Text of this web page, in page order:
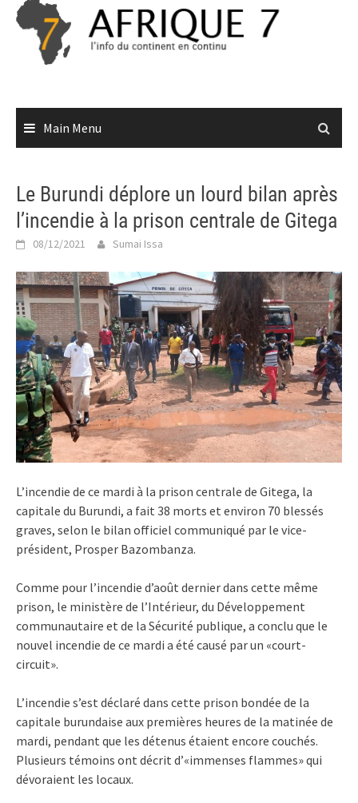
Skip
content
Main Menu
Le Burundi déplore un lourd bilan après
l’incendie à la prison centrale de Gitega
08/12/2021 Sumai Issa
L’incendie de ce mardi à la prison centrale de Gitega, la
capitale du Burundi, a fait 38 morts et environ 70 blessés
graves, selon le bilan officiel communiqué par le vice-
président, Prosper Bazombanza.
Comme pour l’incendie d’août dernier dans cette même
prison, le ministère de l’Intérieur, du Développement
communautaire et de la Sécurité publique, a conclu que le
nouvel incendie de ce mardi a été causé par un «court-
circuit».
L’incendie s’est déclaré dans cette prison bondée de la
capitale burundaise aux premières heures de la matinée de
mardi, pendant que les détenus étaient encore couchés.
Plusieurs témoins ont décrit d’«immenses flammes» qui
dévoraient les locaux.